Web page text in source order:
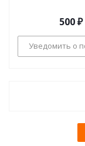
500₽
Уведомить о